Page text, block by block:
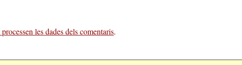
les dades dels comentaris.